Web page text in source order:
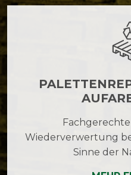
Wiederverwertung
Sinne der